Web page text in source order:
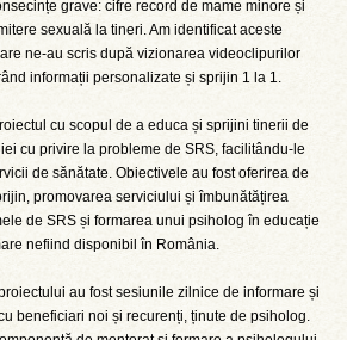
grave: cifre record de mame minore și
sexuală la tineri. Am identificat aceste
ne-au scris după vizionarea videoclipurilor
informații personalizate și sprijin 1 la 1.
cu scopul de a educa și sprijini tinerii de
cu privire la probleme de SRS, facilitându-le
de sănătate. Obiectivele au fost oferirea de
promovarea serviciului și îmbunătățirea
de SRS și formarea unui psiholog în educație
nefiind disponibil în România.
au fost sesiunile zilnice de informare și
beneficiari noi și recurenți, ținute de psiholog.